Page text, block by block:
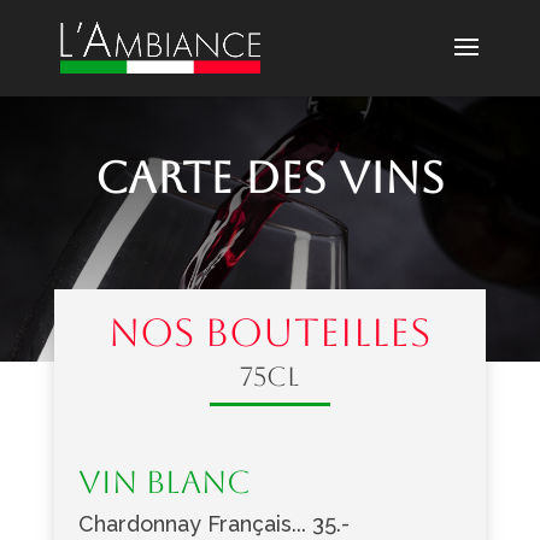
carte des vins
NOS BOUTEILLES
75cl
vin blanc
Chardonnay Français... 35.-